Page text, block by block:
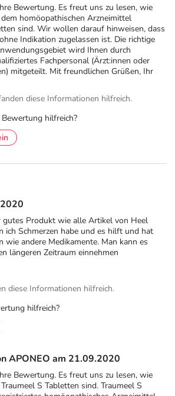
virginiana D2
D2
D2
D2
perforatum D2
Magnesiumstearat, Lactose-1-
Herstellers
Heel GmbH
Bewertung. Es freut uns zu lesen, wie
homöopathischen Arzneimittel
sind. Wir wollen darauf hinweisen, dass
Indikation zugelassen ist. Die richtige
wird Ihnen durch
Fachpersonal (Ärzt:innen oder
mitgeteilt. Mit freundlichen Grüßen, Ihr
diese Informationen hilfreich.
Bewertung hilfreich?
gutes Produkt wie alle Artikel von Heel
ich Schmerzen habe und es hilft und hat
wie andere Medikamente. Man kann es
längeren Zeitraum einnehmen
diese Informationen hilfreich.
hilfreich?
APONEO am 21.09.2020
Bewertung. Es freut uns zu lesen, wie
S Tabletten sind. Traumeel S